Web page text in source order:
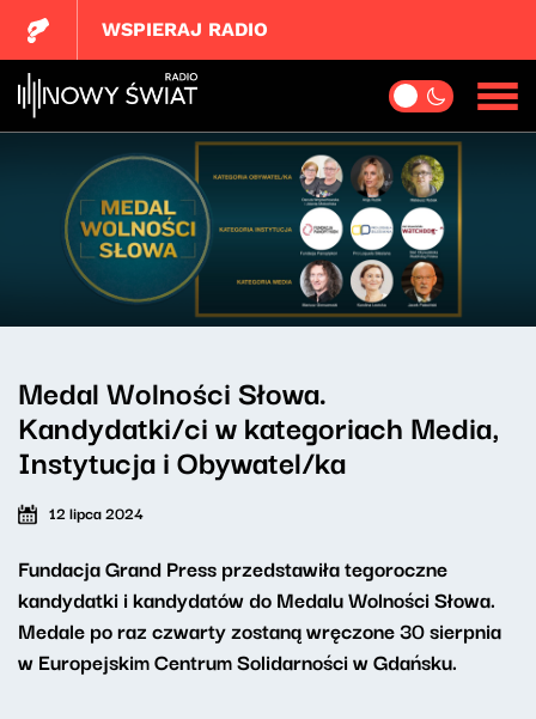
WSPIERAJ RADIO
Medal Wolności Słowa.
Kandydatki/ci w kategoriach Media,
Instytucja i Obywatel/ka
12 lipca 2024
Fundacja Grand Press przedstawiła tegoroczne
kandydatki i kandydatów do Medalu Wolności Słowa.
Medale po raz czwarty zostaną wręczone 30 sierpnia
w Europejskim Centrum Solidarności w Gdańsku.